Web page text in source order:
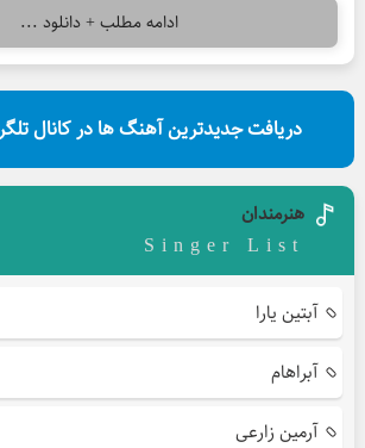
ادامه مطلب + دانلود ...
دریافت جدیدترین آهنگ ها در کانال
هنرمندان
Singer List
آبتین یارا
آبراهام
آرمین زارعی